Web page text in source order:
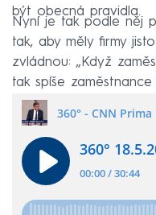
být obecná pravidla.
Nyní je tak podle něj
tak, aby měly firmy
zvládnou: „Když
tak spíše
tomu tak nebude.“